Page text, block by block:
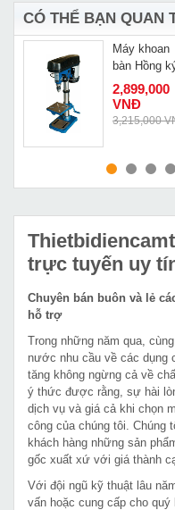
CÓ THỂ BẠN QUAN
MUA NGAY
Máy khoan
bàn Hồng
HK KD800
2,899,000
VNĐ
3,215,000
trực tuyến uy
Chuyên bán buôn và lẻ
hỗ trợ
Trong những năm qua,
nước nhu cầu về các dụng
tăng không ngừng cả về
ý thức được rằng, sự hài
dịch vụ và giá cả khi chọn
công của chúng tôi. Chúng
khách hàng những sản
gốc xuất xứ với giá thành
Với đội ngũ kỹ thuật lâu
vấn hoặc cung cấp cho